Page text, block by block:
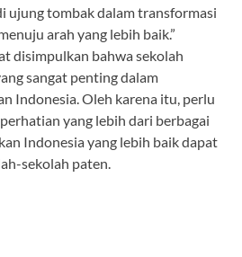
ujung tombak dalam transformasi
arah yang lebih baik.”
disimpulkan bahwa sekolah
sangat penting dalam
Indonesia. Oleh karena itu, perlu
yang lebih dari berbagai
Indonesia yang lebih baik dapat
sekolah paten.